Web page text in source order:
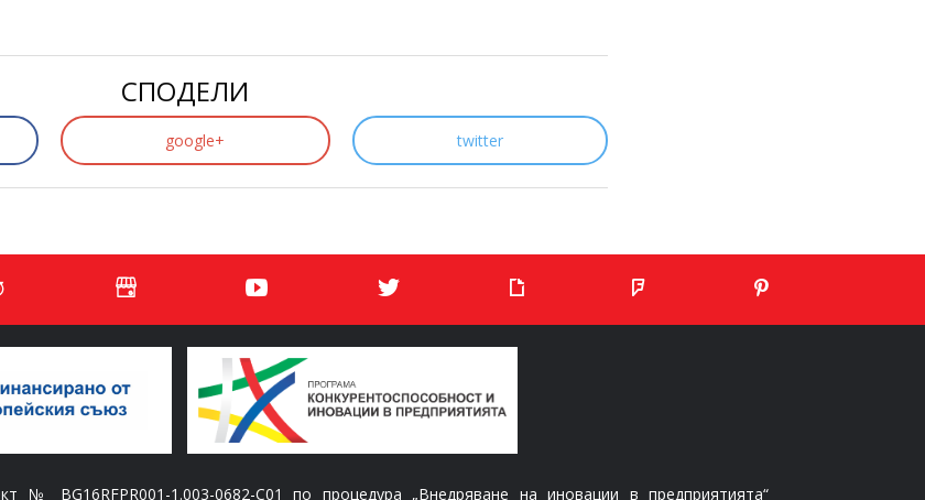
СПОДЕЛИ
google+ twitter
BG16RFPR001-1.003-0682-C01 по процедура „Внедряване на иновации в предприятията“